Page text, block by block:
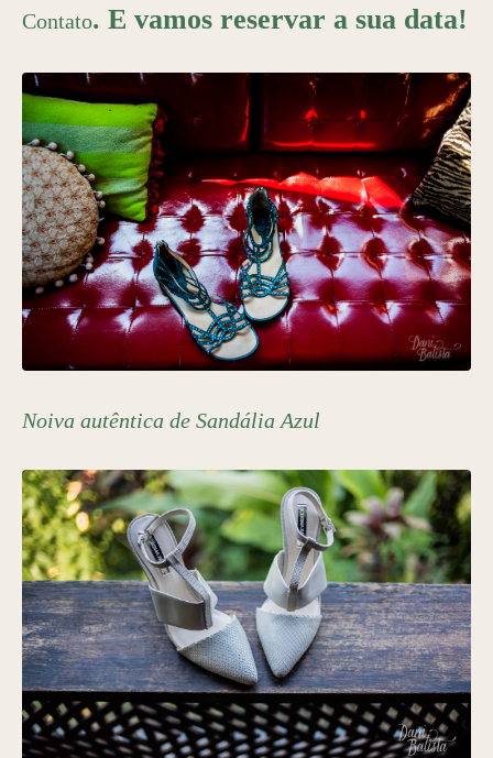
Contato. E vamos reservar a sua data!
Noiva autêntica de Sandália Azul